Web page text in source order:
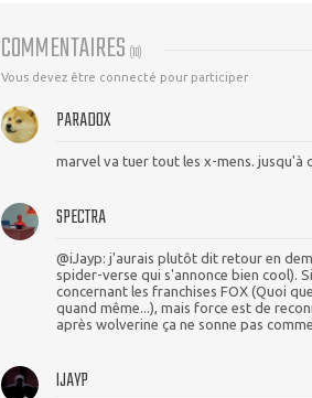
COMMENTAIRES (10)
Vous devez être connecté pour participer
PARADOX
marvel va tuer tout les x-mens. jusqu'à
SPECTRA
@iJayp: j'aurais plutôt dit retour en
spider-verse qui s'annonce bien cool).
concernant les franchises FOX (Quoi
quand même...), mais force est de
après wolverine ça ne sonne pas
IJAYP